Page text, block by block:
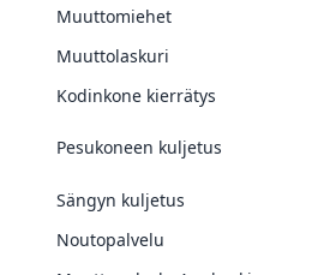
Muuttomiehet
Muuttolaskuri
Kodinkone kierrätys
Pesukoneen kuljetus
Sängyn kuljetus
Noutopalvelu